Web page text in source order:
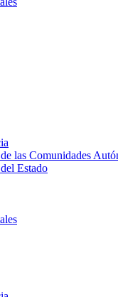
las Comunidades
Estado